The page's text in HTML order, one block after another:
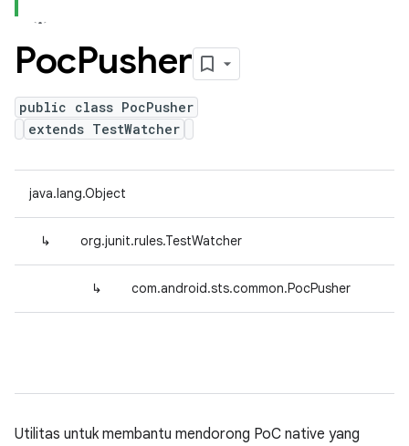
PocPusher
public class PocPusher
extends TestWatcher
java.lang.Object
↳ org.junit.rules.TestWatcher
↳ com.android.sts.common.PocPusher
Utilitas untuk membantu mendorong PoC native yang